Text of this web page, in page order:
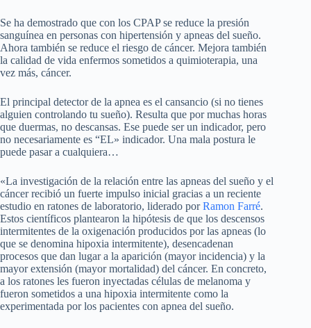
Se ha demostrado que con los CPAP se reduce la presión
sanguínea en personas con hipertensión y apneas del sueño.
Ahora también se reduce el riesgo de cáncer. Mejora también
la calidad de vida enfermos sometidos a quimioterapia, una
vez más, cáncer.
El principal detector de la apnea es el cansancio (si no tienes
alguien controlando tu sueño). Resulta que por muchas horas
que duermas, no descansas. Ese puede ser un indicador, pero
no necesariamente es “EL» indicador. Una mala postura le
puede pasar a cualquiera…
«La investigación de la relación entre las apneas del sueño y el
cáncer recibió un fuerte impulso inicial gracias a un reciente
estudio en ratones de laboratorio, liderado porRamon Farré.
Estos científicos plantearon la hipótesis de que los descensos
intermitentes de la oxigenación producidos por las apneas (lo
que se denomina hipoxia intermitente), desencadenan
procesos que dan lugar a la aparición (mayor incidencia) y la
mayor extensión (mayor mortalidad) del cáncer. En concreto,
a los ratones les fueron inyectadas células de melanoma y
fueron sometidos a una hipoxia intermitente como la
experimentada por los pacientes con apnea del sueño.